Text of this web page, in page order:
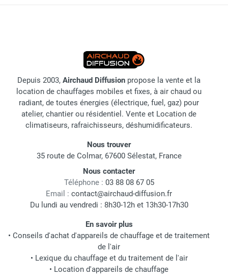
Depuis 2003, Airchaud Diffusion propose la vente et la
location de chauffages mobiles et fixes, à air chaud ou
radiant, de toutes énergies (électrique, fuel, gaz) pour
atelier, chantier ou résidentiel. Vente et Location de
climatiseurs, rafraichisseurs, déshumidificateurs.
Nous trouver
35 route de Colmar, 67600 Sélestat, France
Nous contacter
Téléphone : 03 88 08 67 05
Email : contact@airchaud-diffusion.fr
Du lundi au vendredi : 8h30-12h et 13h30-17h30
En savoir plus
• Conseils d'achat d'appareils de chauffage et de traitement
de l'air
• Lexique du chauffage et du traitement de l'air
• Location d'appareils de chauffage